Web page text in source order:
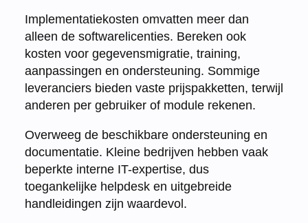
Implementatiekosten omvatten meer dan
alleen de softwarelicenties. Bereken ook
kosten voor gegevensmigratie, training,
aanpassingen en ondersteuning. Sommige
leveranciers bieden vaste prijspakketten, terwijl
anderen per gebruiker of module rekenen.
Overweeg de beschikbare ondersteuning en
documentatie. Kleine bedrijven hebben vaak
beperkte interne IT-expertise, dus
toegankelijke helpdesk en uitgebreide
handleidingen zijn waardevol.